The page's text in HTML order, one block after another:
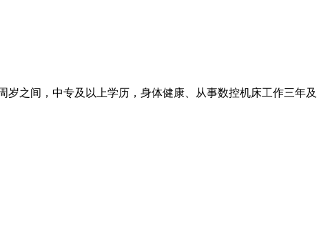
之间，中专及以上学历，身体健康、从事数控机床工作三年及